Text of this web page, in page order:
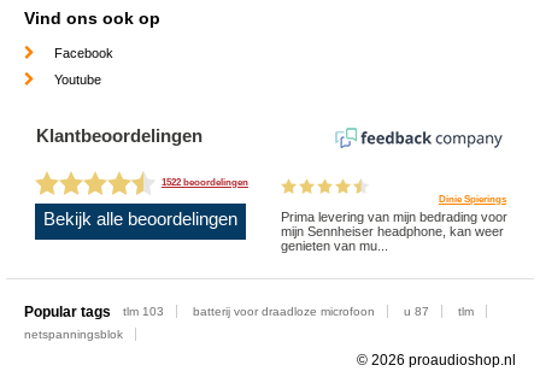
Vind ons ook op
Facebook
Youtube
Klantbeoordelingen
1522 beoordelingen
Bekijk alle beoordelingen
Dinie Spierings
Prima levering van mijn bedrading voor
mijn Sennheiser headphone, kan weer
genieten van mu...
Popular tags tlm 103 batterij voor draadloze microfoon u 87
tlm
netspanningsblok
© 2026 proaudioshop.nl